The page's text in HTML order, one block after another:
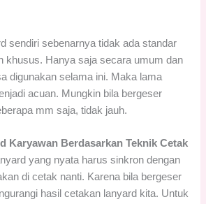
sendiri sebenarnya tidak ada standar
khusus. Hanya saja secara umum dan
digunakan selama ini. Maka lama
acuan. Mungkin bila bergeser
mm saja, tidak jauh.
Karyawan Berdasarkan Teknik Cetak
yang nyata harus sinkron dengan
di cetak nanti. Karena bila bergeser
hasil cetakan lanyard kita. Untuk